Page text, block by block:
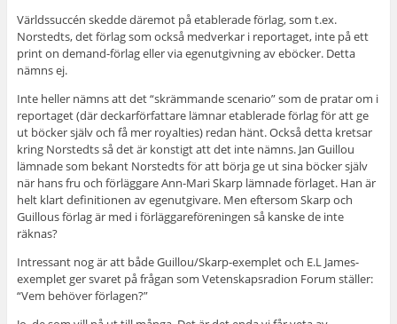
Världssuccén skedde däremot på etablerade förlag, som t.ex.
Norstedts, det förlag som också medverkar i reportaget, inte på ett
print on demand-förlag eller via egenutgivning av eböcker. Detta
nämns ej.
Inte heller nämns att det“skrämmande scenario” som de pratar om i
reportaget (där deckarförfattare lämnar etablerade förlag för att ge
ut böcker själv och få mer royalties) redan hänt. Också detta kretsar
kring Norstedts så det är konstigt att det inte nämns. Jan Guillou
lämnade som bekant Norstedts för att börja ge ut sina böcker själv
när hans fru och förläggare Ann-Mari Skarp lämnade förlaget. Han är
helt klart definitionen av egenutgivare. Men eftersom Skarp och
Guillous förlag är med i förläggareföreningen så kanske de inte
räknas?
Intressant nog är att både Guillou/Skarp-exemplet och E.L James-
exemplet ger svaret på frågan som Vetenskapsradion Forum ställer:
“Vem behöver förlagen?”